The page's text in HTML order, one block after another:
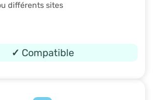
différents sites
✓ Compatible